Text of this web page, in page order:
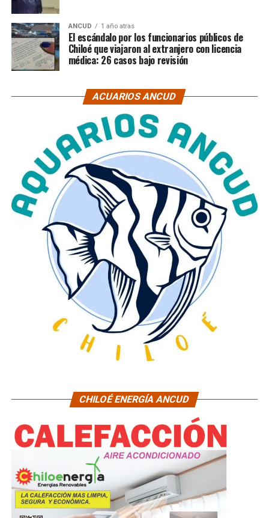
ANCUD 1 año atras
El escándalo por los funcionarios públicos de
Chiloé que viajaron al extranjero con licencia
médica: 26 casos bajo revisión
ACUARIOS ANCUD
CHILOÉ ENERGÍA ANCUD